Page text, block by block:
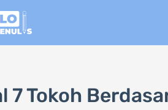
7 Tokoh